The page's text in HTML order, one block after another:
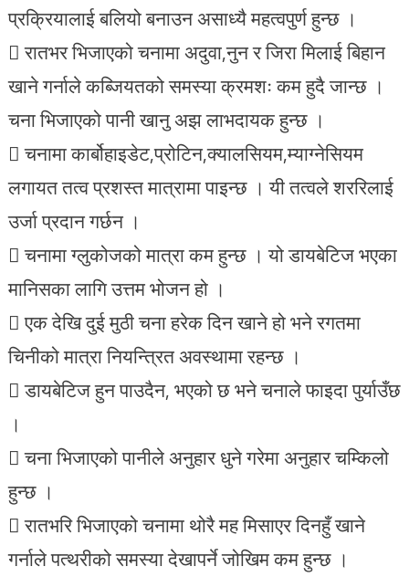
प्रक्रियालाई बलियो बनाउन असाध्यै महत्वपुर्ण हुन्छ ।
 रातभर भिजाएको चनामा अदुवा,नुन र जिरा मिलाई बिहान
खाने गर्नाले कब्जियतको समस्या क्रमशः कम हुदै जान्छ ।
चना भिजाएको पानी खानु अझ लाभदायक हुन्छ ।
 चनामा कार्बोहाइडेट,प्रोटिन,क्यालसियम,म्याग्नेसियम
लगायत तत्व प्रशस्त मात्रामा पाइन्छ । यी तत्वले शररिलाई
उर्जा प्रदान गर्छन ।
 चनामा ग्लुकोजको मात्रा कम हुन्छ । यो डायबेटिज भएका
मानिसका लागि उत्तम भोजन हो ।
 एक देखि दुई मुठी चना हरेक दिन खाने हो भने रगतमा
चिनीको मात्रा नियन्त्रित अवस्थामा रहन्छ ।
 डायबेटिज हुन पाउदैन, भएको छ भने चनाले फाइदा पुर्याउँछ
।
 चना भिजाएको पानीले अनुहार धुने गरेमा अनुहार चम्किलो
हुन्छ ।
 रातभरि भिजाएको चनामा थोरै मह मिसाएर दिनहुँ खाने
गर्नाले पत्थरीको समस्या देखापर्ने जोखिम कम हुन्छ ।